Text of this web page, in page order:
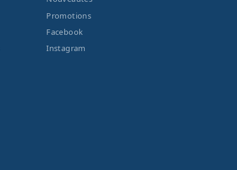
Promotions
Facebook
Instagram